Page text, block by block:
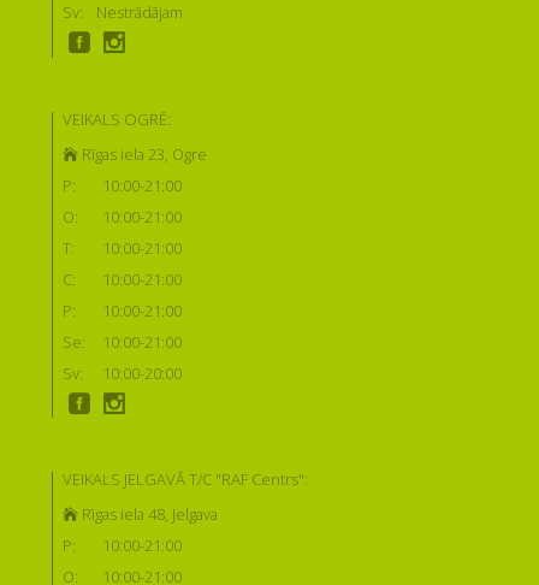
Sv:
Nestrādājam
VEIKALS OGRĒ:
Rīgas iela 23, Ogre
P:
10:00-21:00
O:
10:00-21:00
T:
10:00-21:00
C:
10:00-21:00
P:
10:00-21:00
Se:
10:00-21:00
Sv:
10:00-20:00
VEIKALS JELGAVĀ T/C "RAF Centrs":
Rīgas iela 48, Jelgava
P:
10:00-21:00
O:
10:00-21:00